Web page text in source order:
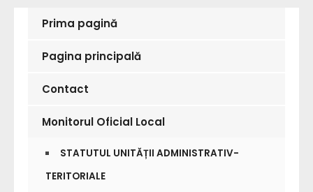
Prima pagină
Pagina principală
Contact
Monitorul Oficial Local
STATUTUL UNITĂȚII ADMINISTRATIV-
TERITORIALE